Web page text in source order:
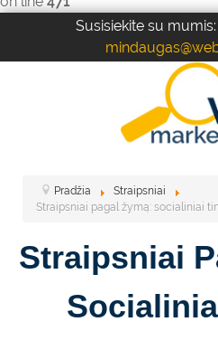
Susisiekite su mumis:
Pradžia
Straipsniai
Straipsniai pagal žymą: socialiniai
Straipsniai